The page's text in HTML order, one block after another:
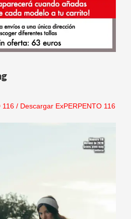
116/ Descargar ExPERPENTO 116